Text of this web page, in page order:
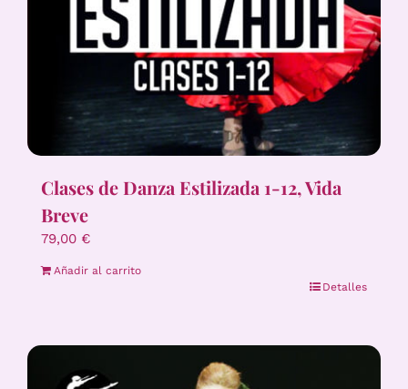
Clases de Danza Estilizada 1-12, Vida
Breve
79,00 €
Añadir al carrito
Detalles